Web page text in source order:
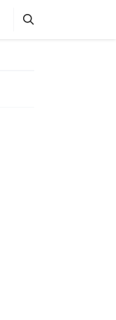
Поиск
Поиск